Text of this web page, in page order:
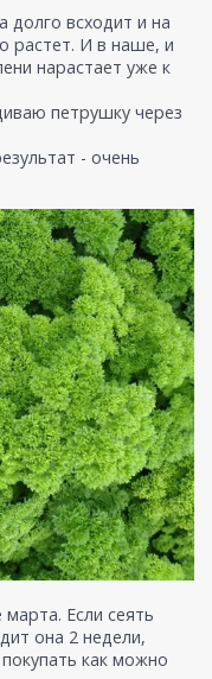
всходит и на
растет. И в наше, и
нарастает уже к
петрушку через
- очень
Если сеять
она 2 недели,
как можно